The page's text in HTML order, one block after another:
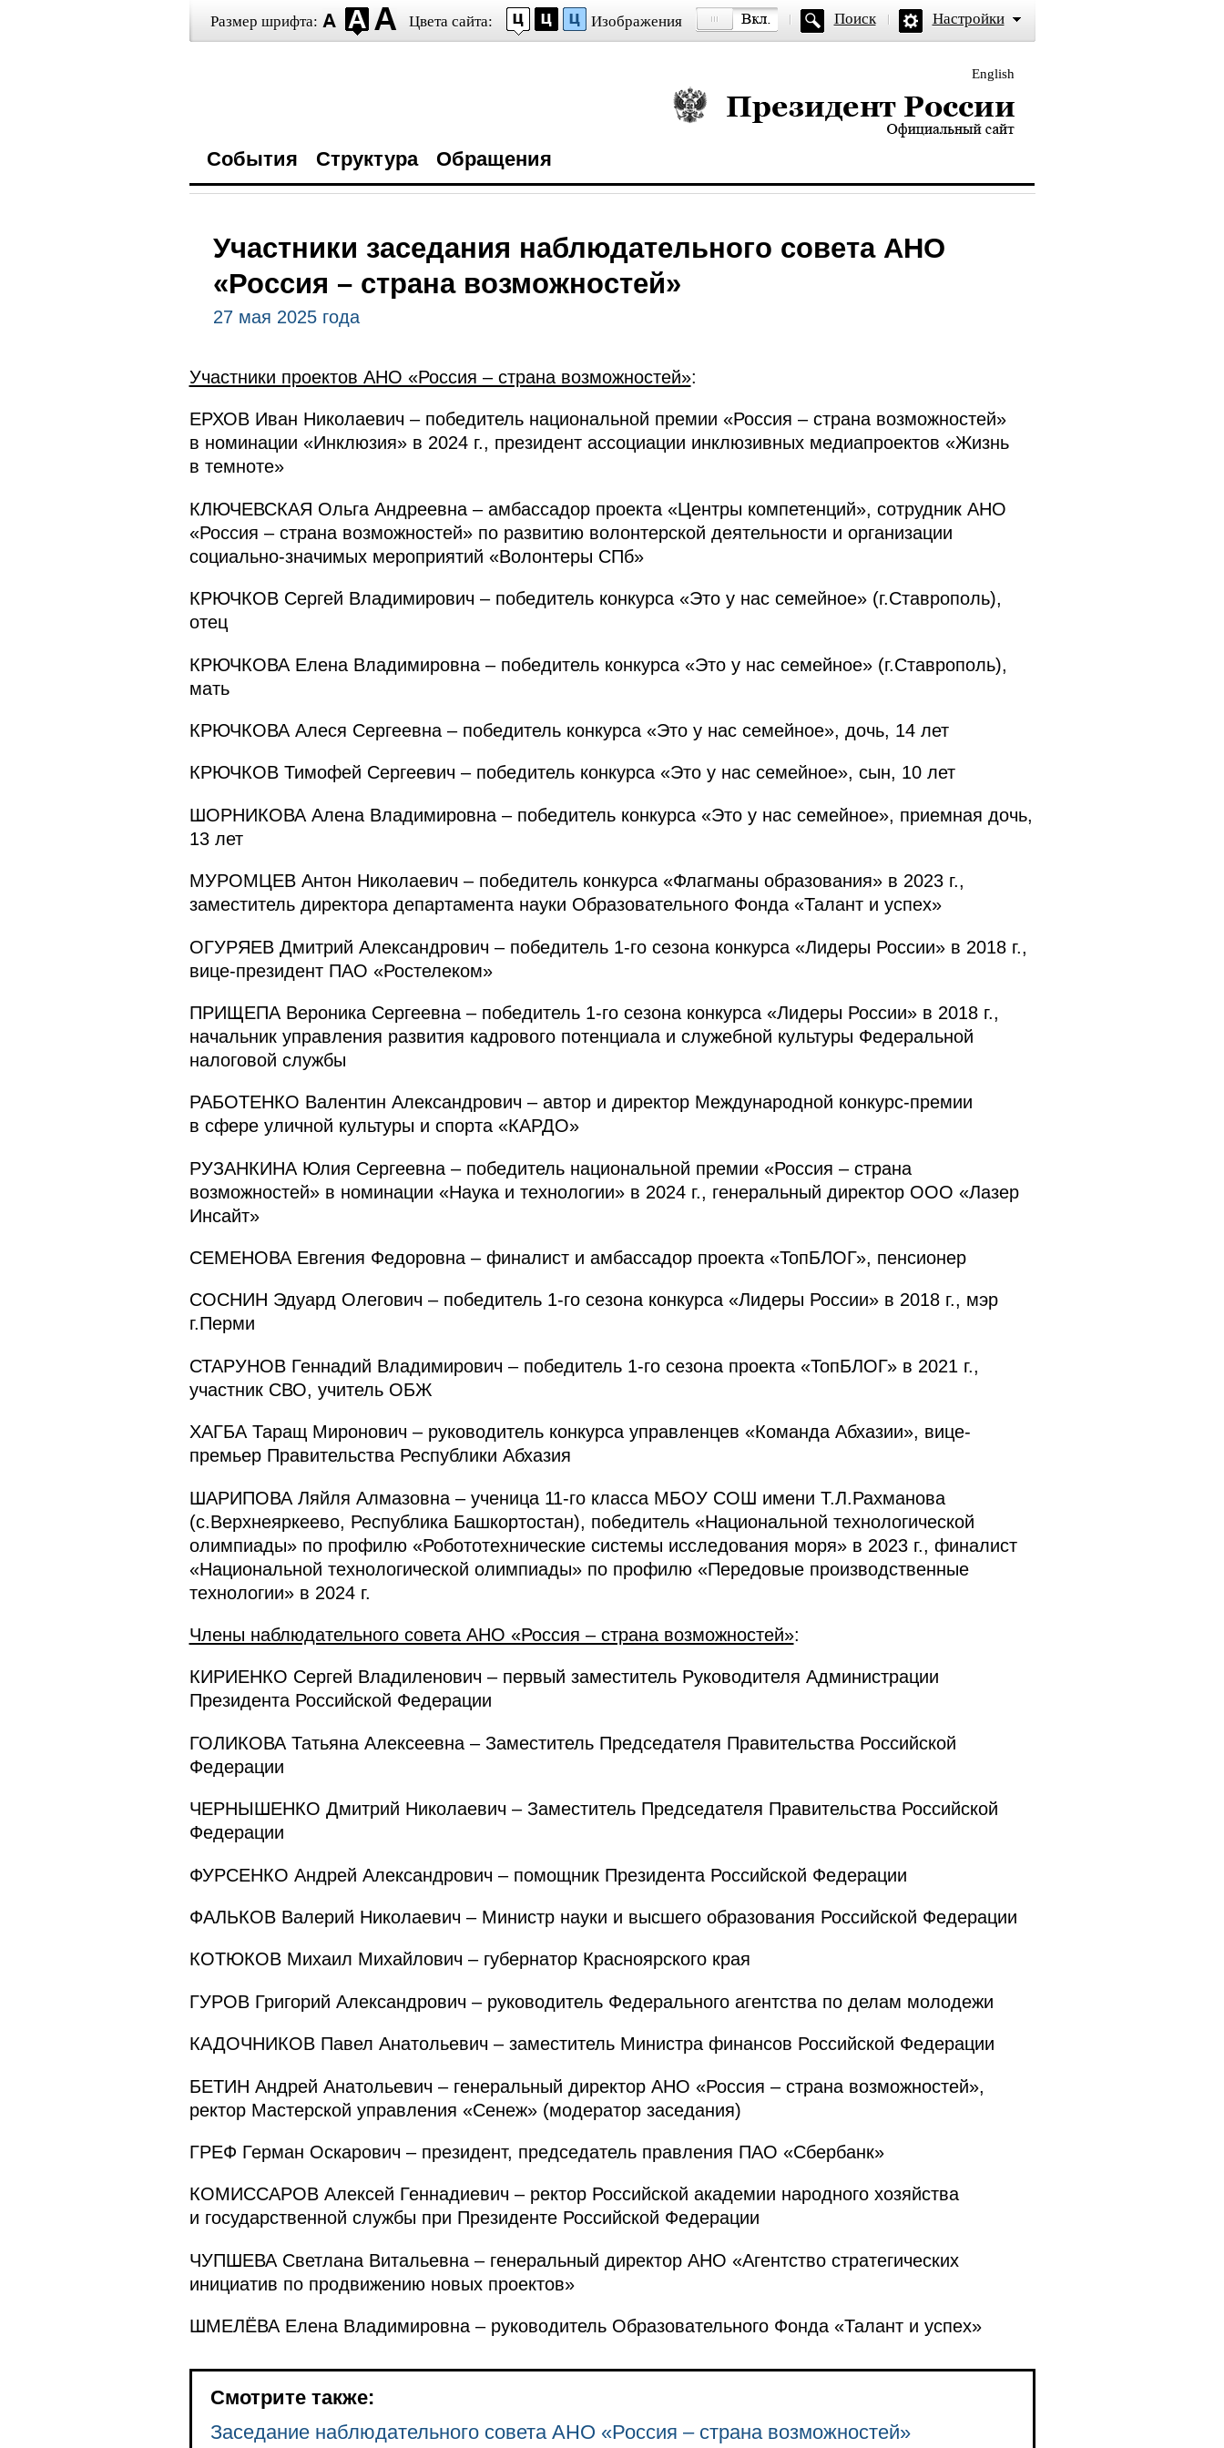
Размер шрифта: Цвета сайта: Изображения Поиск Настройки
English
Президент России — официальный сайт
События Структура Обращения
Участники заседания наблюдательного совета АНО
«Россия – страна возможностей»
27 мая 2025 года
Участники проектов АНО «Россия – страна возможностей»:
ЕРХОВ Иван Николаевич – победитель национальной премии «Россия – страна возможностей»
в номинации «Инклюзия» в 2024 г., президент ассоциации инклюзивных медиапроектов «Жизнь
в темноте»
КЛЮЧЕВСКАЯ Ольга Андреевна – амбассадор проекта «Центры компетенций», сотрудник АНО
«Россия – страна возможностей» по развитию волонтерской деятельности и организации
социально-значимых мероприятий «Волонтеры СПб»
КРЮЧКОВ Сергей Владимирович – победитель конкурса «Это у нас семейное» (г.Ставрополь),
отец
КРЮЧКОВА Елена Владимировна – победитель конкурса «Это у нас семейное» (г.Ставрополь),
мать
КРЮЧКОВА Алеся Сергеевна – победитель конкурса «Это у нас семейное», дочь, 14 лет
КРЮЧКОВ Тимофей Сергеевич – победитель конкурса «Это у нас семейное», сын, 10 лет
ШОРНИКОВА Алена Владимировна – победитель конкурса «Это у нас семейное», приемная дочь,
13 лет
МУРОМЦЕВ Антон Николаевич – победитель конкурса «Флагманы образования» в 2023 г.,
заместитель директора департамента науки Образовательного Фонда «Талант и успех»
ОГУРЯЕВ Дмитрий Александрович – победитель 1-го сезона конкурса «Лидеры России» в 2018 г.,
вице-президент ПАО «Ростелеком»
ПРИЩЕПА Вероника Сергеевна – победитель 1-го сезона конкурса «Лидеры России» в 2018 г.,
начальник управления развития кадрового потенциала и служебной культуры Федеральной
налоговой службы
РАБОТЕНКО Валентин Александрович – автор и директор Международной конкурс-премии
в сфере уличной культуры и спорта «КАРДО»
РУЗАНКИНА Юлия Сергеевна – победитель национальной премии «Россия – страна
возможностей» в номинации «Наука и технологии» в 2024 г., генеральный директор ООО «Лазер
Инсайт»
СЕМЕНОВА Евгения Федоровна – финалист и амбассадор проекта «ТопБЛОГ», пенсионер
СОСНИН Эдуард Олегович – победитель 1-го сезона конкурса «Лидеры России» в 2018 г., мэр
г.Перми
СТАРУНОВ Геннадий Владимирович – победитель 1-го сезона проекта «ТопБЛОГ» в 2021 г.,
участник СВО, учитель ОБЖ
ХАГБА Таращ Миронович – руководитель конкурса управленцев «Команда Абхазии», вице-
премьер Правительства Республики Абхазия
ШАРИПОВА Ляйля Алмазовна – ученица 11-го класса МБОУ СОШ имени Т.Л.Рахманова
(с.Верхнеяркеево, Республика Башкортостан), победитель «Национальной технологической
олимпиады» по профилю «Робототехнические системы исследования моря» в 2023 г., финалист
«Национальной технологической олимпиады» по профилю «Передовые производственные
технологии» в 2024 г.
Члены наблюдательного совета АНО «Россия – страна возможностей»:
КИРИЕНКО Сергей Владиленович – первый заместитель Руководителя Администрации
Президента Российской Федерации
ГОЛИКОВА Татьяна Алексеевна – Заместитель Председателя Правительства Российской
Федерации
ЧЕРНЫШЕНКО Дмитрий Николаевич – Заместитель Председателя Правительства Российской
Федерации
ФУРСЕНКО Андрей Александрович – помощник Президента Российской Федерации
ФАЛЬКОВ Валерий Николаевич – Министр науки и высшего образования Российской Федерации
КОТЮКОВ Михаил Михайлович – губернатор Красноярского края
ГУРОВ Григорий Александрович – руководитель Федерального агентства по делам молодежи
КАДОЧНИКОВ Павел Анатольевич – заместитель Министра финансов Российской Федерации
БЕТИН Андрей Анатольевич – генеральный директор АНО «Россия – страна возможностей»,
ректор Мастерской управления «Сенеж» (модератор заседания)
ГРЕФ Герман Оскарович – президент, председатель правления ПАО «Сбербанк»
КОМИССАРОВ Алексей Геннадиевич – ректор Российской академии народного хозяйства
и государственной службы при Президенте Российской Федерации
ЧУПШЕВА Светлана Витальевна – генеральный директор АНО «Агентство стратегических
инициатив по продвижению новых проектов»
ШМЕЛЁВА Елена Владимировна – руководитель Образовательного Фонда «Талант и успех»
Смотрите также:
Заседание наблюдательного совета АНО «Россия – страна возможностей»